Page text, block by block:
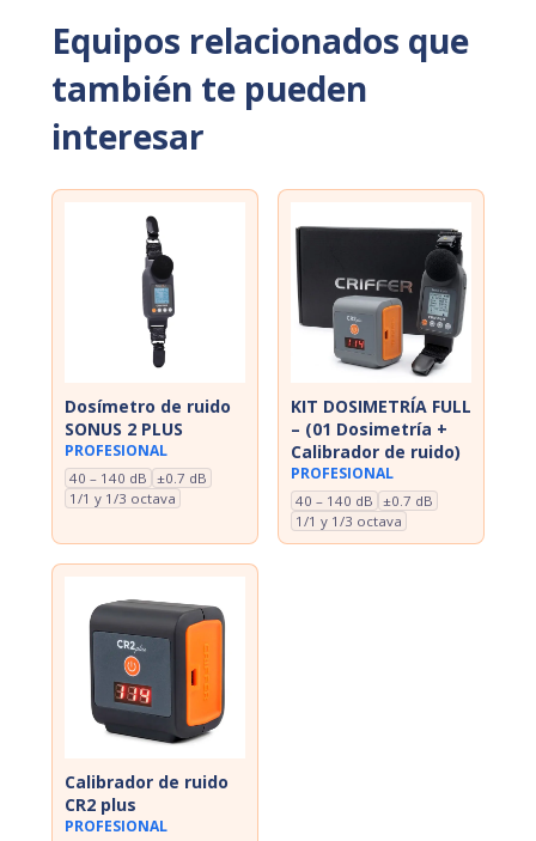
Equipos relacionados que
también te pueden
interesar
Dosímetro de ruido
SONUS 2 PLUS
PROFESIONAL
40 – 140 dB ±0.7 dB
1/1 y 1/3 octava
KIT DOSIMETRÍA FULL
– (01 Dosimetría +
Calibrador de ruido)
PROFESIONAL
40 – 140 dB ±0.7 dB
1/1 y 1/3 octava
Calibrador de ruido
CR2 plus
PROFESIONAL